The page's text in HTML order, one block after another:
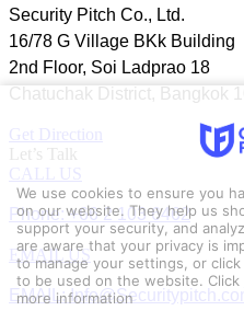
Security Pitch Co., Ltd.
16/78 G Village BKk Building
2nd Floor, Soi Ladprao 18
Chatuchak District, Bangkok
Get Direction
Let’s Talk
CALL US
Phone: +66 2 103 6462
EMAIL US
EMAIL:
We use cookies to ensure you
on our website. They help us
support your security, and
are aware that your privacy is
to manage your settings, or
to be used on the website. Click
more information